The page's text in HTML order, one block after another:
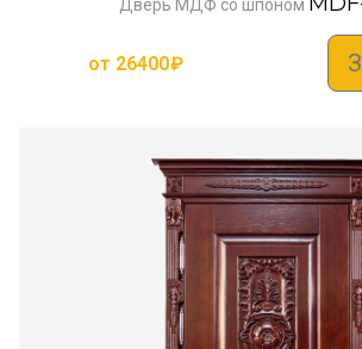
Дверь МДФ со шпоном
от 26400₽